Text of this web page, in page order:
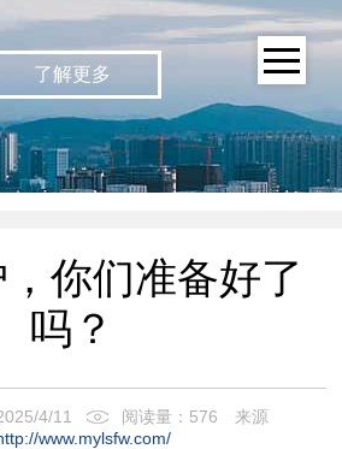
了解更多
你们准备好了
吗？
4/11 阅读量：576
来源
www.mylsfw.com/